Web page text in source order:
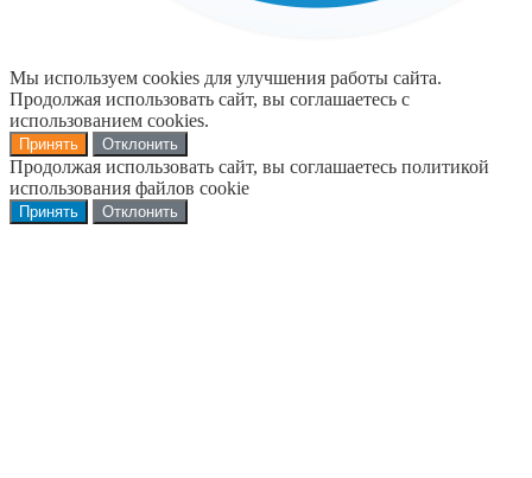
Мы используем cookies для улучшения работы сайта.
Продолжая использовать сайт, вы соглашаетесь с
использованием cookies.
Принять Отклонить
Продолжая использовать сайт, вы соглашаетесь политикой
использования файлов cookie
Принять Отклонить